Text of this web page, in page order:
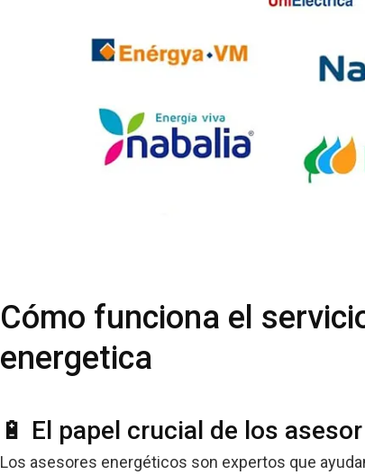
Cómo funciona el
energetica
🔋 El papel crucial de los
Los asesores energéticos son expertos que